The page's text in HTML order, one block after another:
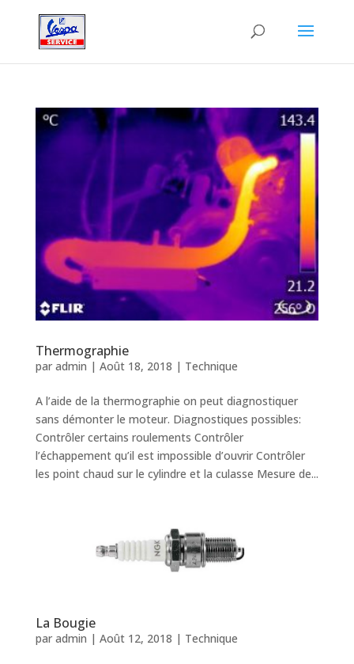
Thermographie
par admin | Août 18, 2018 | Technique
A l’aide de la thermographie on peut diagnostiquer
sans démonter le moteur. Diagnostiques possibles:
Contrôler certains roulements Contrôler
l’échappement qu’il est impossible d’ouvrir Contrôler
les point chaud sur le cylindre et la culasse Mesure de...
La Bougie
par admin | Août 12, 2018 | Technique